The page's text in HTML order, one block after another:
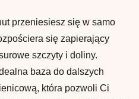
przeniesiesz się w samo
się zapierający
szczyty i doliny.
baza do dalszych
która pozwoli Ci